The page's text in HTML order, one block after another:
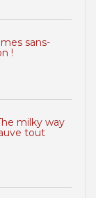
sans-
!
milky way
tout